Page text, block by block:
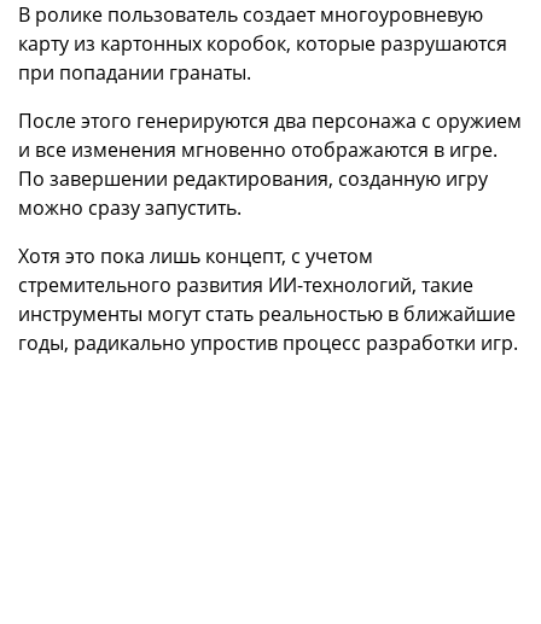
В ролике пользователь создает многоуровневую
карту из картонных коробок, которые разрушаются
при попадании гранаты.
После этого генерируются два персонажа с оружием
и все изменения мгновенно отображаются в игре.
По завершении редактирования, созданную игру
можно сразу запустить.
Хотя это пока лишь концепт, с учетом
стремительного развития ИИ-технологий, такие
инструменты могут стать реальностью в ближайшие
годы, радикально упростив процесс разработки игр.